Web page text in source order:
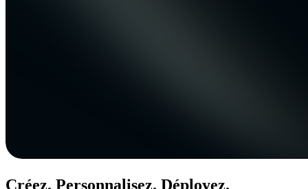
Créez. Personnalisez. Déployez.